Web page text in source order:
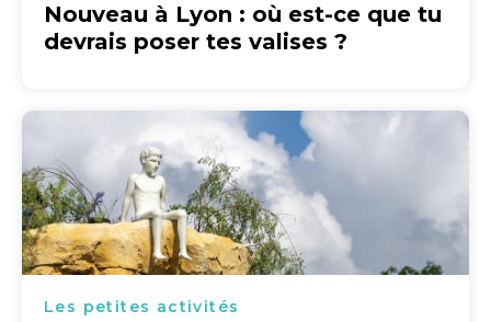
Nouveau à Lyon : où est-ce que tu
devrais poser tes valises ?
Les petites activités